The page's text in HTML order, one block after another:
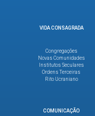
VIDA CONSAGRADA
Congregações
Novas Comunidades
Institutos Seculares
Ordens Terceiras
Rito Ucraniano
COMUNICAÇÃO